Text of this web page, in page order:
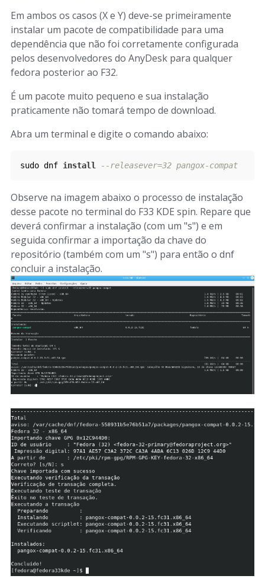
Em ambos os casos (X e Y) deve-se primeiramente
instalar um pacote de compatibilidade para uma
dependência que não foi corretamente configurada
pelos desenvolvedores do AnyDesk para qualquer
fedora posterior ao F32.
É um pacote muito pequeno e sua instalação
praticamente não tomará tempo de download.
Abra um terminal e digite o comando abaixo:
sudo dnf install --releasever=32 pangox-compat
Observe na imagem abaixo o processo de instalação
desse pacote no terminal do F33 KDE spin. Repare que
deverá confirmar a instalação (com um "s") e em
seguida confirmar a importação da chave do
repositório (também com um "s") para então o dnf
concluir a instalação.